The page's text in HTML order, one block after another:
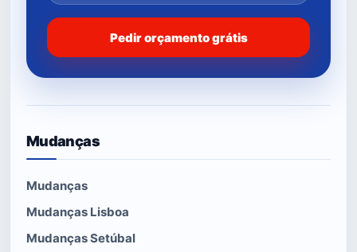
Pedir orçamento grátis
Mudanças
Mudanças
Mudanças Lisboa
Mudanças Setúbal